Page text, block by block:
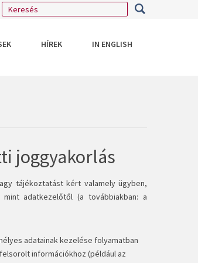
HÍREK IN ENGLISH
joggyakorlás
tájékoztatást kért valamely ügyben,
adatkezelőtől (a továbbiakban: a
adatainak kezelése folyamatban
információkhoz (például az